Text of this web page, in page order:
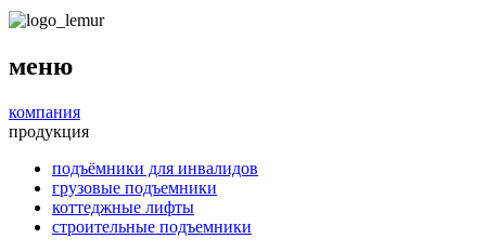
меню
компания
продукция
подъёмники для инвалидов
грузовые подъемники
коттеджные лифты
строительные подъемники